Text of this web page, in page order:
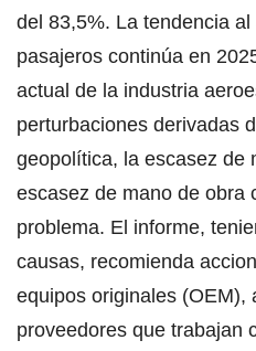
del 83,5%. La tendencia
pasajeros continúa en
actual de la industria
perturbaciones derivadas
geopolítica, la escasez de
escasez de mano de obra
problema. El informe,
causas, recomienda
equipos originales (OEM),
proveedores que trabajan